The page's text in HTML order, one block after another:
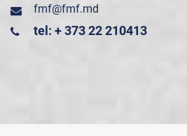
fmf@fmf.md
tel: + 373 22 210413